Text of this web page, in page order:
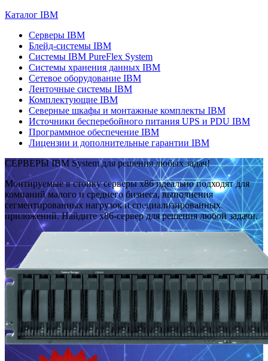
Каталог IBM
Серверы IBM
Блейд-системы IBM
Системы IBM PureFlex System
Системы хранения данных IBM
Сетевое оборудование IBM
Ленточные системы IBM
Комплектующие IBM
Северные шкафы и монтажные комплекты IBM
Источники бесперебойного питания UPS и PDU IBM
Программное обеспечение IBM
Лицензии и дополнительные гарантии IBM
СЕРВЕРЫ IBM System для решения любых задач!
Монтируемые в стойку серверы x86 идеально подходят для
компаний малого и среднего бизнеса, выполнения
сегментированных нагрузок и специализированных
приложений. Найдите x86-сервер для решения любой задачи.